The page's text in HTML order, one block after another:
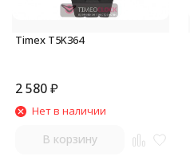
Timex T5K364
2 580₽
Нет в наличии
В корзину